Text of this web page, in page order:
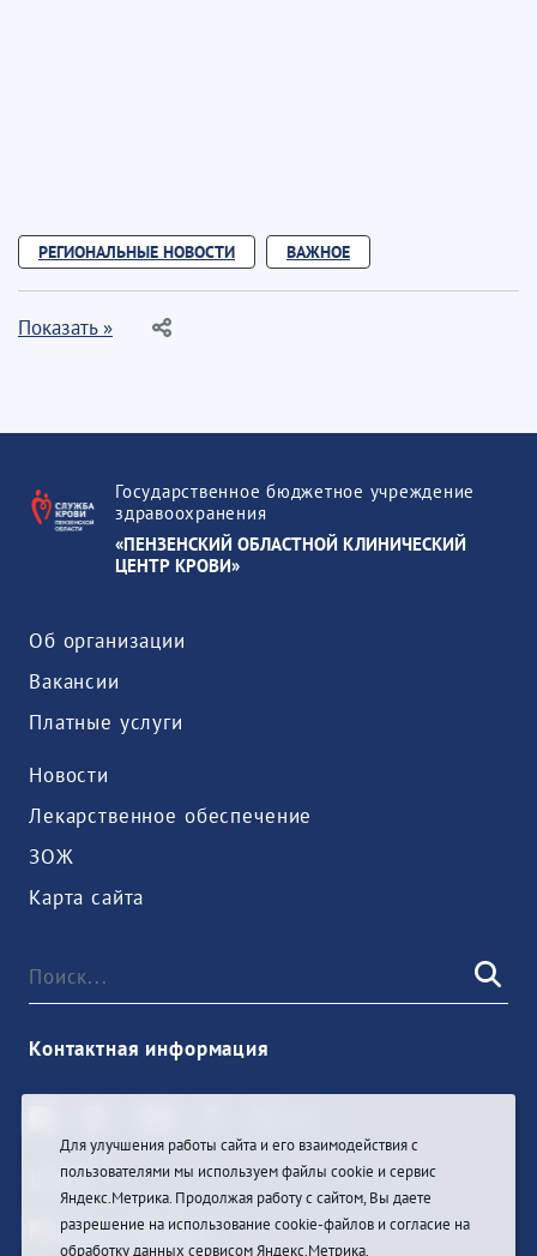
РЕГИОНАЛЬНЫЕ НОВОСТИ ВАЖНОЕ
Показать »
Государственное бюджетное учреждение
здравоохранения
«ПЕНЗЕНСКИЙ ОБЛАСТНОЙ КЛИНИЧЕСКИЙ
ЦЕНТР КРОВИ»
Об организации
Вакансии
Платные услуги
Новости
Лекарственное обеспечение
ЗОЖ
Карта сайта
Контактная информация
Войти
Для улучшения работы сайта и его взаимодействия с
пользователями мы используем файлы cookie и сервис
Яндекс.Метрика. Продолжая работу с сайтом, Вы даете
разрешение на использование cookie-файлов и согласие на
обработку данных сервисом Яндекс.Метрика.